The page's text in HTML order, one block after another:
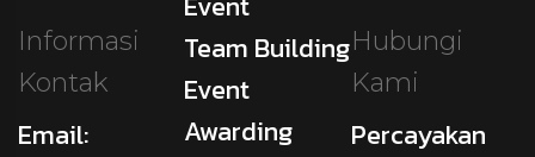
Informasi
Kontak
Email:
Team Building
Event
Awarding
Hubungi
Kami
Percayakan